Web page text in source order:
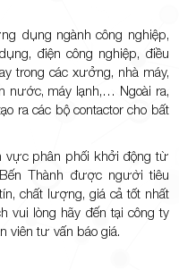
dụng ngành công nghiệp,
điện công nghiệp, điều
trong các xưởng, nhà máy,
nước, máy lạnh,… Ngoài ra,
ra các bộ contactor cho bất
vực phân phối khởi động từ
Thành được người tiêu
chất lượng, giá cả tốt nhất
vui lòng hãy đến tại công ty
viên tư vấn báo giá.